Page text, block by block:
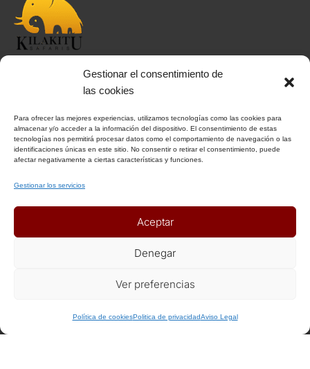
Gestionar el consentimiento de
las cookies
Para ofrecer las mejores experiencias, utilizamos tecnologías como las cookies para
almacenar y/o acceder a la información del dispositivo. El consentimiento de estas
tecnologías nos permitirá procesar datos como el comportamiento de navegación o las
identificaciones únicas en este sitio. No consentir o retirar el consentimiento, puede
afectar negativamente a ciertas características y funciones.
Gestionar los servicios
Aceptar
Denegar
Ver preferencias
Política de cookiesPolitica de privacidadAviso Legal
INFORMACIÓN
Aviso Legal
Política de Privacidad
Política de Cookies
ENLACES DE INTERÉS
Recomendaciones de viaje del Ministerio de Exterior